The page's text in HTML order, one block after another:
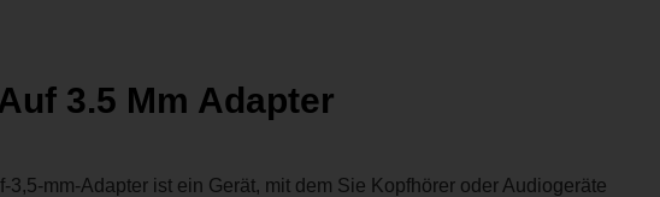
3.5 Mm Adapter
3,5-mm-Adapter ist ein Gerät, mit dem Sie Kopfhörer oder Audiogeräte